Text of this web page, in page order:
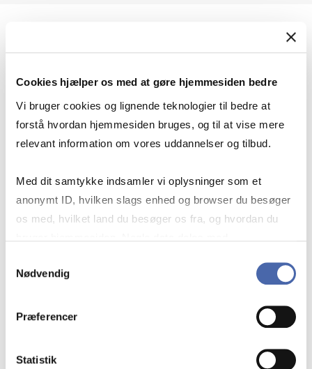
Cookies hjælper os med at gøre hjemmesiden bedre
Vi bruger cookies og lignende teknologier til bedre at
forstå hvordan hjemmesiden bruges, og til at vise mere
relevant information om vores uddannelser og tilbud.
Med dit samtykke indsamler vi oplysninger som et
anonymt ID, hvilken slags enhed og browser du besøger
os med, hvilket land du besøger os fra, og hvordan du
markedsføring. Du bestemmer selv - og kan altid trække
Nødvendig
Præferencer
Statistik
Geopolitik og businesssikkerhed
navigerer man som virksomhed?
Krigen i Ukraine